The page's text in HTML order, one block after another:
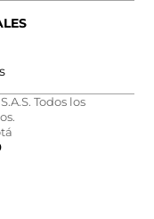
Todos los